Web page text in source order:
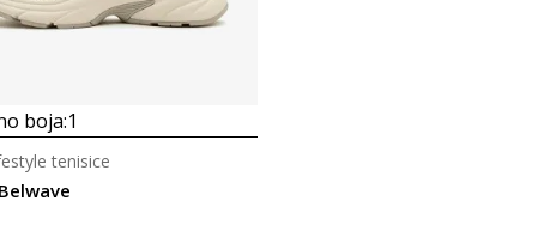
boja:1
tenisice